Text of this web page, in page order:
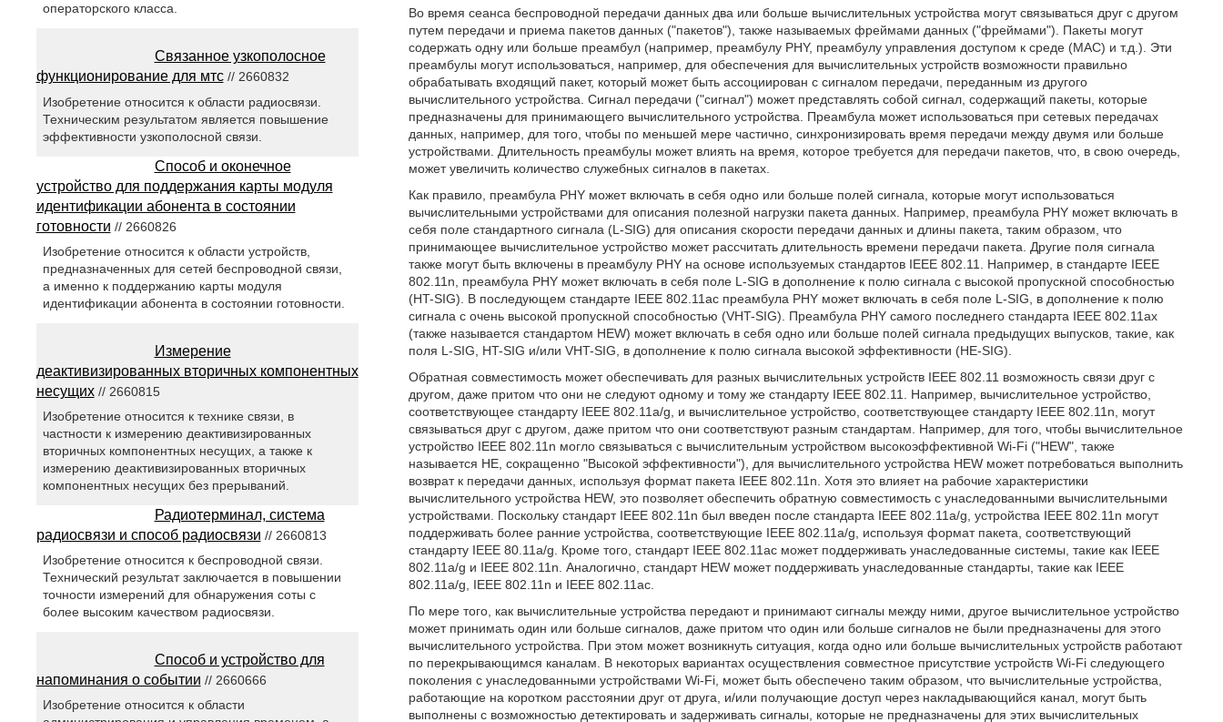
Во время сеанса беспроводной передачи данных два или больше вычислительных устройства могут связываться друг с другом
путем передачи и приема пакетов данных ("пакетов"), также называемых фреймами данных ("фреймами"). Пакеты могут
содержать одну или больше преамбул (например, преамбулу PHY, преамбулу управления доступом к среде (MAC) и т.д.). Эти
преамбулы могут использоваться, например, для обеспечения для вычислительных устройств возможности правильно
обрабатывать входящий пакет, который может быть ассоциирован с сигналом передачи, переданным из другого
вычислительного устройства. Сигнал передачи ("сигнал") может представлять собой сигнал, содержащий пакеты, которые
предназначены для принимающего вычислительного устройства. Преамбула может использоваться при сетевых передачах
данных, например, для того, чтобы по меньшей мере частично, синхронизировать время передачи между двумя или больше
устройствами. Длительность преамбулы может влиять на время, которое требуется для передачи пакетов, что, в свою очередь,
может увеличить количество служебных сигналов в пакетах.
Как правило, преамбула PHY может включать в себя одно или больше полей сигнала, которые могут использоваться
вычислительными устройствами для описания полезной нагрузки пакета данных. Например, преамбула PHY может включать в
себя поле стандартного сигнала (L-SIG) для описания скорости передачи данных и длины пакета, таким образом, что
принимающее вычислительное устройство может рассчитать длительность времени передачи пакета. Другие поля сигнала
также могут быть включены в преамбулу PHY на основе используемых стандартов IEEE 802.11. Например, в стандарте IEEE
802.11n, преамбула PHY может включать в себя поле L-SIG в дополнение к полю сигнала с высокой пропускной способностью
(HT-SIG). В последующем стандарте IEEE 802.11ac преамбула PHY может включать в себя поле L-SIG, в дополнение к полю
сигнала с очень высокой пропускной способностью (VHT-SIG). Преамбула PHY самого последнего стандарта IEEE 802.11ax
(также называется стандартом HEW) может включать в себя одно или больше полей сигнала предыдущих выпусков, такие, как
поля L-SIG, HT-SIG и/или VHT-SIG, в дополнение к полю сигнала высокой эффективности (HE-SIG).
Обратная совместимость может обеспечивать для разных вычислительных устройств IEEE 802.11 возможность связи друг с
другом, даже притом что они не следуют одному и тому же стандарту IEEE 802.11. Например, вычислительное устройство,
соответствующее стандарту IEEE 802.11a/g, и вычислительное устройство, соответствующее стандарту IEEE 802.11n, могут
связываться друг с другом, даже притом что они соответствуют разным стандартам. Например, для того, чтобы вычислительное
устройство IEEE 802.11n могло связываться с вычислительным устройством высокоэффективной Wi-Fi ("HEW", также
называется HE, сокращенно "Высокой эффективности"), для вычислительного устройства HEW может потребоваться выполнить
возврат к передачи данных, используя формат пакета IEEE 802.11n. Хотя это влияет на рабочие характеристики
вычислительного устройства HEW, это позволяет обеспечить обратную совместимость с унаследованными вычислительными
устройствами. Поскольку стандарт IEEE 802.11n был введен после стандарта IEEE 802.11a/g, устройства IEEE 802.11n могут
поддерживать более ранние устройства, соответствующие IEEE 802.11a/g, используя формат пакета, соответствующий
стандарту IEEE 80.11a/g. Кроме того, стандарт IEEE 802.11ac может поддерживать унаследованные системы, такие как IEEE
802.11a/g и IEEE 802.11n. Аналогично, стандарт HEW может поддерживать унаследованные стандарты, такие как IEEE
802.11a/g, IEEE 802.11n и IEEE 802.11ac.
По мере того, как вычислительные устройства передают и принимают сигналы между ними, другое вычислительное устройство
может принимать один или больше сигналов, даже притом что один или больше сигналов не были предназначены для этого
вычислительного устройства. При этом может возникнуть ситуация, когда одно или больше вычислительных устройств работают
по перекрывающимся каналам. В некоторых вариантах осуществления совместное присутствие устройств Wi-Fi следующего
поколения с унаследованными устройствами Wi-Fi, может быть обеспечено таким образом, что вычислительные устройства,
работающие на коротком расстоянии друг от друга, и/или получающие доступ через накладывающийся канал, могут быть
выполнены с возможностью детектировать и задерживать сигналы, которые не предназначены для этих вычислительных
операторского класса.
Связанное узкополосное
функционирование для мтс// 2660832
Изобретение относится к области радиосвязи.
Техническим результатом является повышение
эффективности узкополосной связи.
Способ и оконечное
устройство для поддержания карты модуля
идентификации абонента в состоянии
готовности // 2660826
Изобретение относится к области устройств,
предназначенных для сетей беспроводной связи,
а именно к поддержанию карты модуля
идентификации абонента в состоянии готовности.
Измерение
деактивизированных вторичных компонентных
несущих// 2660815
Изобретение относится к технике связи, в
частности к измерению деактивизированных
вторичных компонентных несущих, а также к
измерению деактивизированных вторичных
компонентных несущих без прерываний.
Радиотерминал, система
радиосвязи и способ радиосвязи // 2660813
Изобретение относится к беспроводной связи.
Технический результат заключается в повышении
точности измерений для обнаружения соты с
более высоким качеством радиосвязи.
Способ и устройство для
напоминания о событии // 2660666
Изобретение относится к области